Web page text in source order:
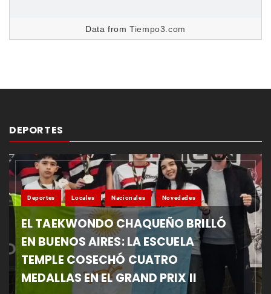
Data fromTiempo3.com
DEPORTES
Deportes Locales Nacionales Novedades
EL TAEKWONDO CHAQUEÑO BRILLÓ
EN BUENOS AIRES: LA ESCUELA
TEMPLE COSECHÓ CUATRO
MEDALLAS EN EL GRAND PRIX II